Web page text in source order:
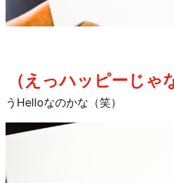
（えっハッピーじゃ
うHelloなのかな（笑）